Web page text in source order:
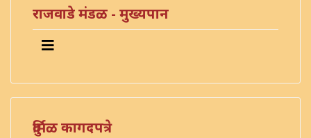
राजवाडे मंडळ - मुख्यपान
दुर्मिळ कागदपत्रे